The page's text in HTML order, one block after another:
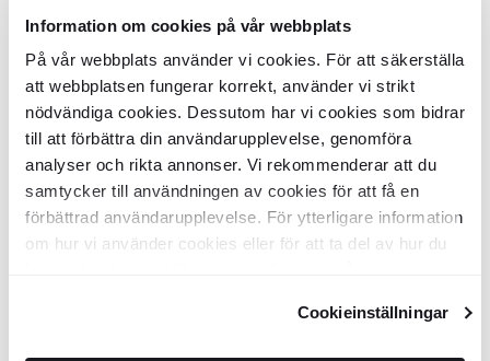
Information om cookies på vår webbplats
På vår webbplats använder vi cookies. För att säkerställa
att webbplatsen fungerar korrekt, använder vi strikt
nödvändiga cookies. Dessutom har vi cookies som bidrar
till att förbättra din användarupplevelse, genomföra
analyser och rikta annonser. Vi rekommenderar att du
samtycker till användningen av cookies för att få en
förbättrad användarupplevelse. För ytterligare information
om hur vi använder cookies eller för att ta del av hur du
Cookieinställningar